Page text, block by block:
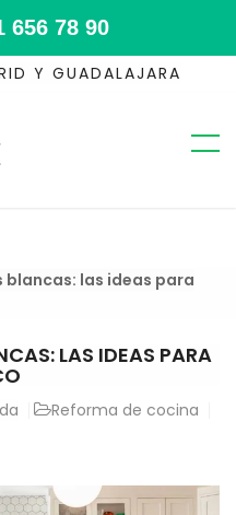
656 78 90
Y GUADALAJARA
blancas: las ideas para
LAS IDEAS PARA
Reforma de cocina